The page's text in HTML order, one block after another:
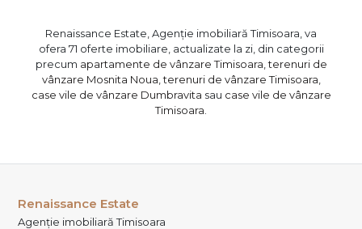
Renaissance Estate, Agenție imobiliară Timisoara, va
ofera 71 oferte imobiliare, actualizate la zi, din categorii
precum apartamente de vânzare Timisoara ,terenuri de
vânzare Mosnita Noua ,terenuri de vânzare Timisoara
case vile de vânzare Dumbravita sau case vile de vânzare
Timisoara
Renaissance Estate
Agenție imobiliară Timisoara